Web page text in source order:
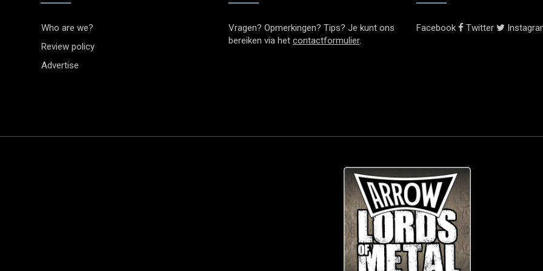
Who are we?
Review policy
Advertise
Vragen? Opmerkingen? Tips? Je kunt ons
bereiken via het contactformulier.
Facebook Twitter